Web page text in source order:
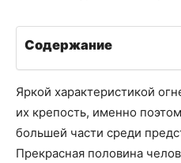
Содержание
Яркой характеристикой
их крепость, именно
большей части среди
Прекрасная половина